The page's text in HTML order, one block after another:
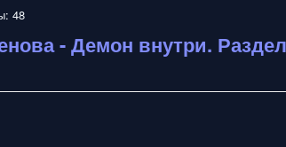
48
- Демон внутри.